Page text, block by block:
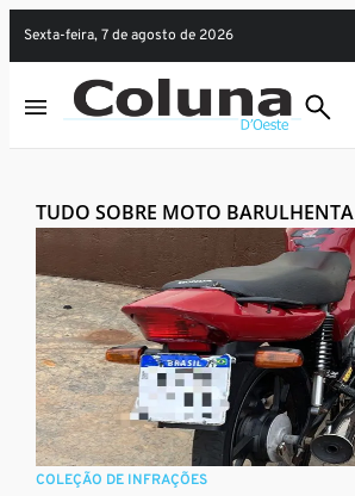
sexta-feira, 7 de agosto de 2026
TUDO SOBRE MOTO BARULHENTA
COLEÇÃO DE INFRAÇÕES